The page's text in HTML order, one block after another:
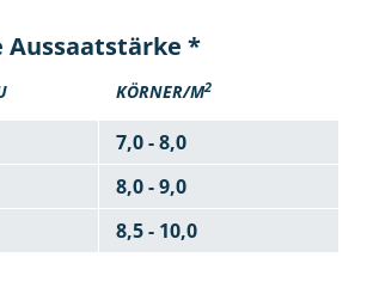
Aussaatstärke *
KÖRNER/M2
7,0 - 8,0
8,0 - 9,0
8,5 - 10,0